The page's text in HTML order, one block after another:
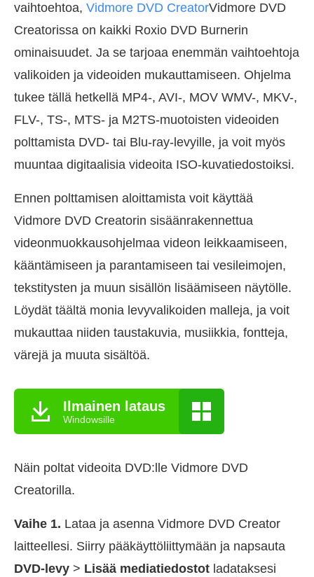
vaihtoehtoa, Vidmore DVD CreatorVidmore DVD
Creatorissa on kaikki Roxio DVD Burnerin
ominaisuudet. Ja se tarjoaa enemmän vaihtoehtoja
valikoiden ja videoiden mukauttamiseen. Ohjelma
tukee tällä hetkellä MP4-, AVI-, MOV WMV-, MKV-,
FLV-, TS-, MTS- ja M2TS-muotoisten videoiden
polttamista DVD- tai Blu-ray-levyille, ja voit myös
muuntaa digitaalisia videoita ISO-kuvatiedostoiksi.
Ennen polttamisen aloittamista voit käyttää
Vidmore DVD Creatorin sisäänrakennettua
videonmuokkausohjelmaa videon leikkaamiseen,
kääntämiseen ja parantamiseen tai vesileimojen,
tekstitysten ja muun sisällön lisäämiseen näytölle.
Löydät täältä monia levyvalikoiden malleja, ja voit
mukauttaa niiden taustakuvia, musiikkia, fontteja,
värejä ja muuta sisältöä.
Ilmainen lataus
Windowsille
Näin poltat videoita DVD:lle Vidmore DVD
Creatorilla.
Vaihe 1. Lataa ja asenna Vidmore DVD Creator
laitteellesi. Siirry pääkäyttöliittymään ja napsauta
DVD-levy > Lisää mediatiedostot ladataksesi